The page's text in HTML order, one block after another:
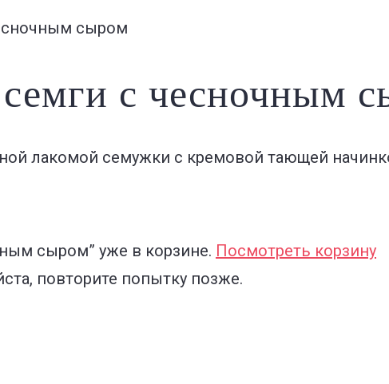
с чесночным
лакомой семужки с кремовой тающей
сыром” уже в корзине. Посмотреть корзину
повторите попытку позже.